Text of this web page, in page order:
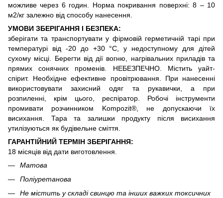
можливе через 6 годин. Норма покривання поверхні: 8 – 10
м2/кг залежно від способу нанесення.
УМОВИ ЗБЕРІГАННЯ І БЕЗПЕКА:
зберігати та транспортувати у фірмовій герметичній тарі при
температурі від -20 до +30 °С, у недоступному для дітей
сухому місці. Берегти від дії вогню, нагрівальних приладів та
прямих сонячних променів. НЕБЕЗПЕЧНО. Містить уайт-
спірит. Необхідне ефективне провітрювання. При нанесенні
використовувати захисний одяг та рукавички, а при
розпиленні, крім цього, респіратор. Робочі інструменти
промивати розчинником Kompozit®, не допускаючи їх
висихання. Тара та залишки продукту після висихання
утилізуються як будівельне сміття.
ГАРАНТІЙНИЙ ТЕРМІН ЗБЕРІГАННЯ:
18 місяців від дати виготовлення.
Матова
Поліуретанова
Не містить у складі свинцю та інших важких токсичних